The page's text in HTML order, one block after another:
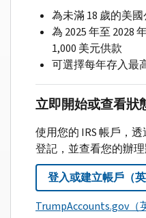
為未滿 18 歲的美
為 2025 年至 2028
1,000 美元供款
可選擇每年存入最
立即開始或查看狀
使用您的 IRS 帳戶，
登記，並查看您的辦理
登入或建立帳戶（英
TrumpAccounts.gov（